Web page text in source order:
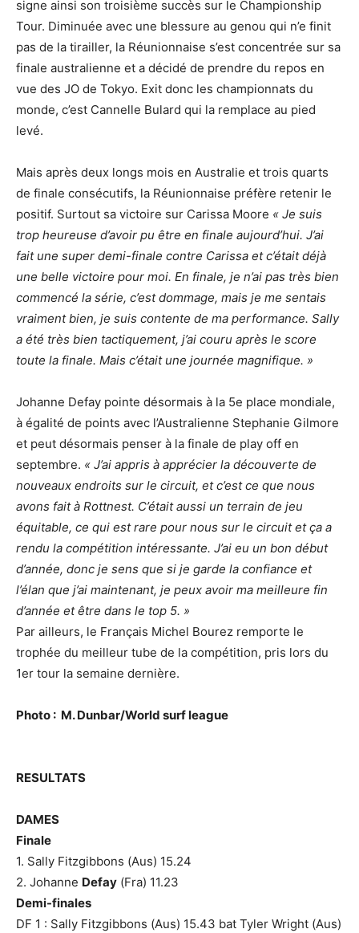
signe ainsi son troisième succès sur le Championship
Tour. Diminuée avec une blessure au genou qui n’e finit
pas de la tirailler, la Réunionnaise s’est concentrée sur sa
finale australienne et a décidé de prendre du repos en
vue des JO de Tokyo. Exit donc les championnats du
monde, c’est Cannelle Bulard qui la remplace au pied
levé.
Mais après deux longs mois en Australie et trois quarts
de finale consécutifs, la Réunionnaise préfère retenir le
positif. Surtout sa victoire sur Carissa Moore « Je suis
trop heureuse d’avoir pu être en finale aujourd’hui. J’ai
fait une super demi-finale contre Carissa et c’était déjà
une belle victoire pour moi. En finale, je n’ai pas très bien
commencé la série, c’est dommage, mais je me sentais
vraiment bien, je suis contente de ma performance. Sally
a été très bien tactiquement, j’ai couru après le score
toute la finale. Mais c’était une journée magnifique. »
Johanne Defay pointe désormais à la 5e place mondiale,
à égalité de points avec l’Australienne Stephanie Gilmore
et peut désormais penser à la finale de play off en
septembre. « J’ai appris à apprécier la découverte de
nouveaux endroits sur le circuit, et c’est ce que nous
avons fait à Rottnest. C’était aussi un terrain de jeu
équitable, ce qui est rare pour nous sur le circuit et ça a
rendu la compétition intéressante. J’ai eu un bon début
d’année, donc je sens que si je garde la confiance et
l’élan que j’ai maintenant, je peux avoir ma meilleure fin
d’année et être dans le top 5. »
Par ailleurs, le Français Michel Bourez remporte le
trophée du meilleur tube de la compétition, pris lors du
1er tour la semaine dernière.
Photo : M. Dunbar/World surf league
RESULTATS
DAMES
Finale
1. Sally Fitzgibbons (Aus) 15.24
2. Johanne Defay (Fra) 11.23
Demi-finales
DF 1 : Sally Fitzgibbons (Aus) 15.43 bat Tyler Wright (Aus)